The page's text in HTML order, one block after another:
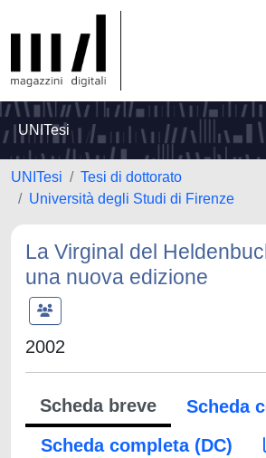
UNITesi
UNITesi
Tesi di dottorato
Università degli Studi di Firenze
La Virginal del
una nuova edizione
2002
Scheda breve
Scheda
Scheda completa (DC)